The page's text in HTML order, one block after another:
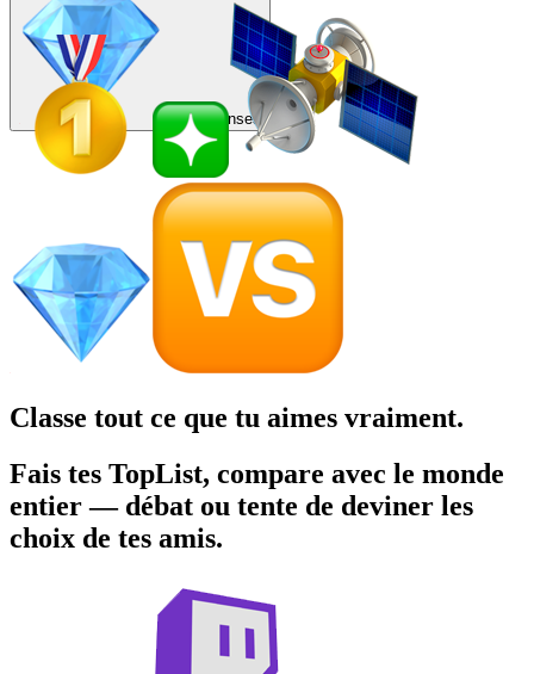
Récompenses
Classe tout ce que tu aimes vraiment.
Fais tes TopList, compare avec le monde
entier — débat ou tente de deviner les
choix de tes amis.